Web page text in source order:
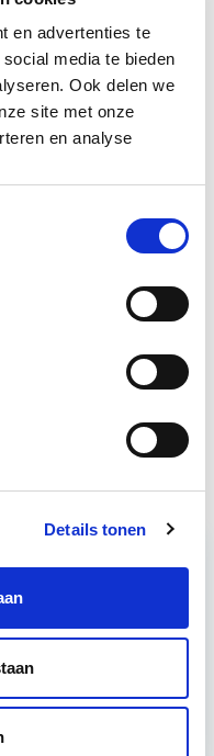
en advertenties te
media te bieden
Ook delen we
site met onze
en analyse
Details tonen
van een
geldt: alleen als het
blijft. Rust en groen
van de
Start wo 16 sep
Start wo 12 mei
én hoe je (helaas
ongelukken